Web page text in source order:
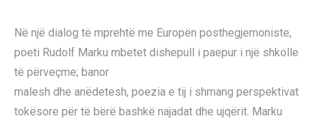
Në një dialog të mprehtë me Europën posthegjemoniste,
poeti Rudolf Marku mbetet dishepull i paepur i një shkolle
të përveçme; banor
malesh dhe anëdetesh, poezia e tij i shmang perspektivat
tokësore për të bërë bashkë najadat dhe ujqërit. Marku